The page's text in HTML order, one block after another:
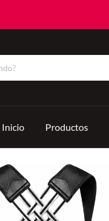
Inicio Productos